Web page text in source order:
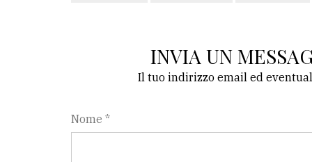
INVIA UN
Il tuo indirizzo email ed
Nome *